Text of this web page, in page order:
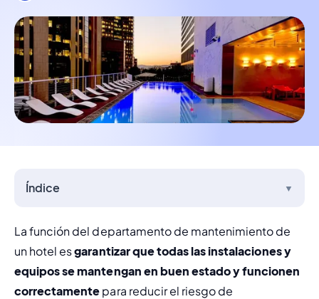
Índice ▼
La función del departamento de mantenimiento de
un hotel es garantizar que todas las instalaciones y
equipos se mantengan en buen estado y funcionen
correctamente para reducir el riesgo de